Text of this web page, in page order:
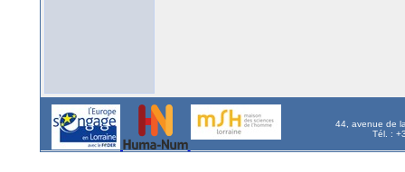
44, avenue de
Tél. :